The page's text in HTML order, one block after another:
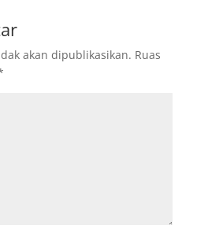
akan dipublikasikan. Ruas